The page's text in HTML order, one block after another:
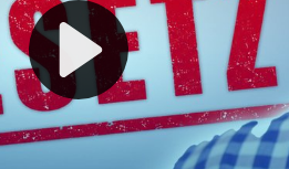
Play
Video